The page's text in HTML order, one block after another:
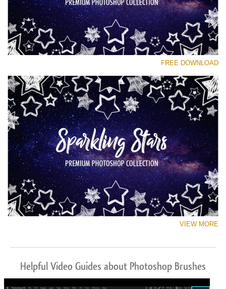
رجاء اختر
Sparkling Stars
(50 Ps Brushes)
تنزيل مجاني
FREE DOWNLOAD
VIEW MORE
Helpful Video Guides about Photoshop Brushes